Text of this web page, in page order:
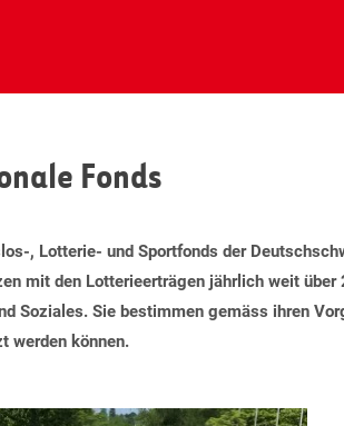
Fonds
, Lotterie- und Sportfonds der
mit den Lotterieerträgen jährlich weit
Soziales. Sie bestimmen gemäss ihren
werden können.